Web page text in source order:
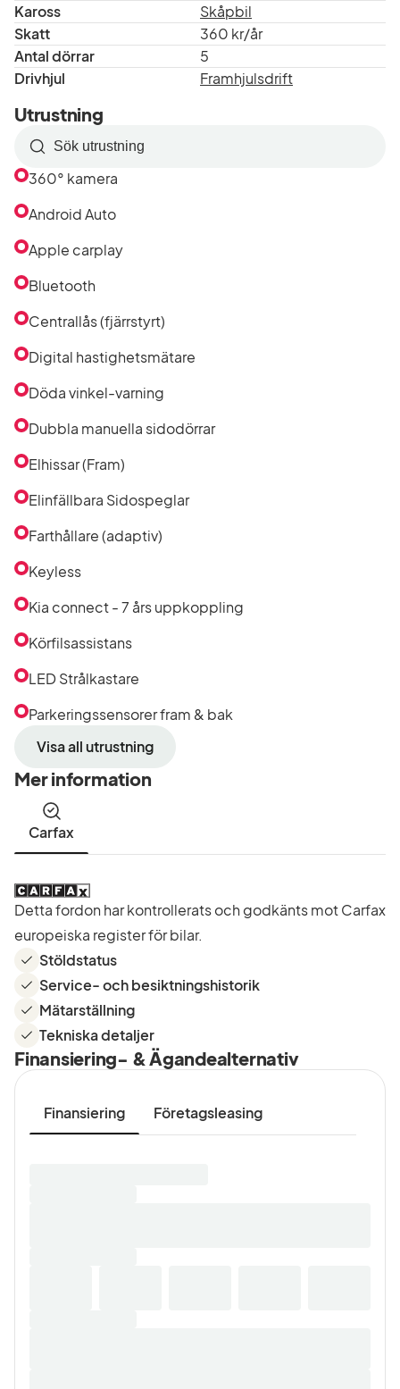
Kaross
Skåpbil
Skatt
360 kr/år
Antal dörrar
5
Drivhjul
Framhjulsdrift
Utrustning
Sök
efter
i
360° kamera
Android Auto
Apple carplay
Bluetooth
Centrallås (fjärrstyrt)
Digital hastighetsmätare
Döda vinkel-varning
Dubbla manuella sidodörrar
Elhissar (Fram)
Elinfällbara Sidospeglar
Farthållare (adaptiv)
Keyless
Kia connect - 7 års uppkoppling
Körfilsassistans
LED Strålkastare
Parkeringssensorer fram & bak
Visa all utrustning
Mer information
Carfax
Detta fordon har kontrollerats och godkänts mot Carfax
europeiska register för bilar.
Stöldstatus
Service- och besiktningshistorik
Mätarställning
Tekniska detaljer
Finansiering- & Ägandealternativ
Finansiering Företagsleasing